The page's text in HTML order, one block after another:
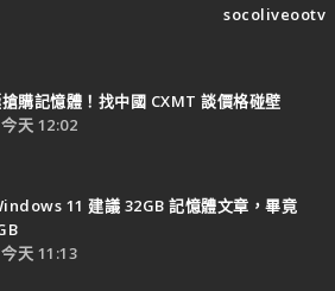
socoliveootv
購記憶體！找中國 CXMT 談價格碰壁
今天 12:02
11 建議 32GB 記憶體文章，畢竟
今天 11:13